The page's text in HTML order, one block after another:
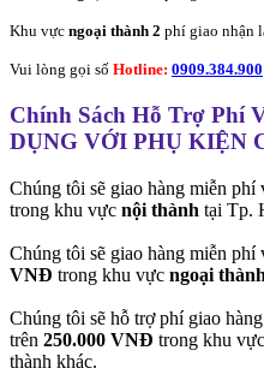
Khu vực ngoại thành 2 phí giao nhận
Vui lòng gọi số Hotline: 0909.384.900
Chính Sách Hỗ Trợ Phí
DỤNG VỚI PHỤ KIỆN
Chúng tôi sẽ giao hàng miễn phí
trong khu vực nội thành tại Tp.
Chúng tôi sẽ giao hàng miễn phí
VNĐ trong khu vực ngoại
Chúng tôi sẽ hỗ trợ phí giao hàng
trên 250.000 VNĐ trong khu vực
thành khác.